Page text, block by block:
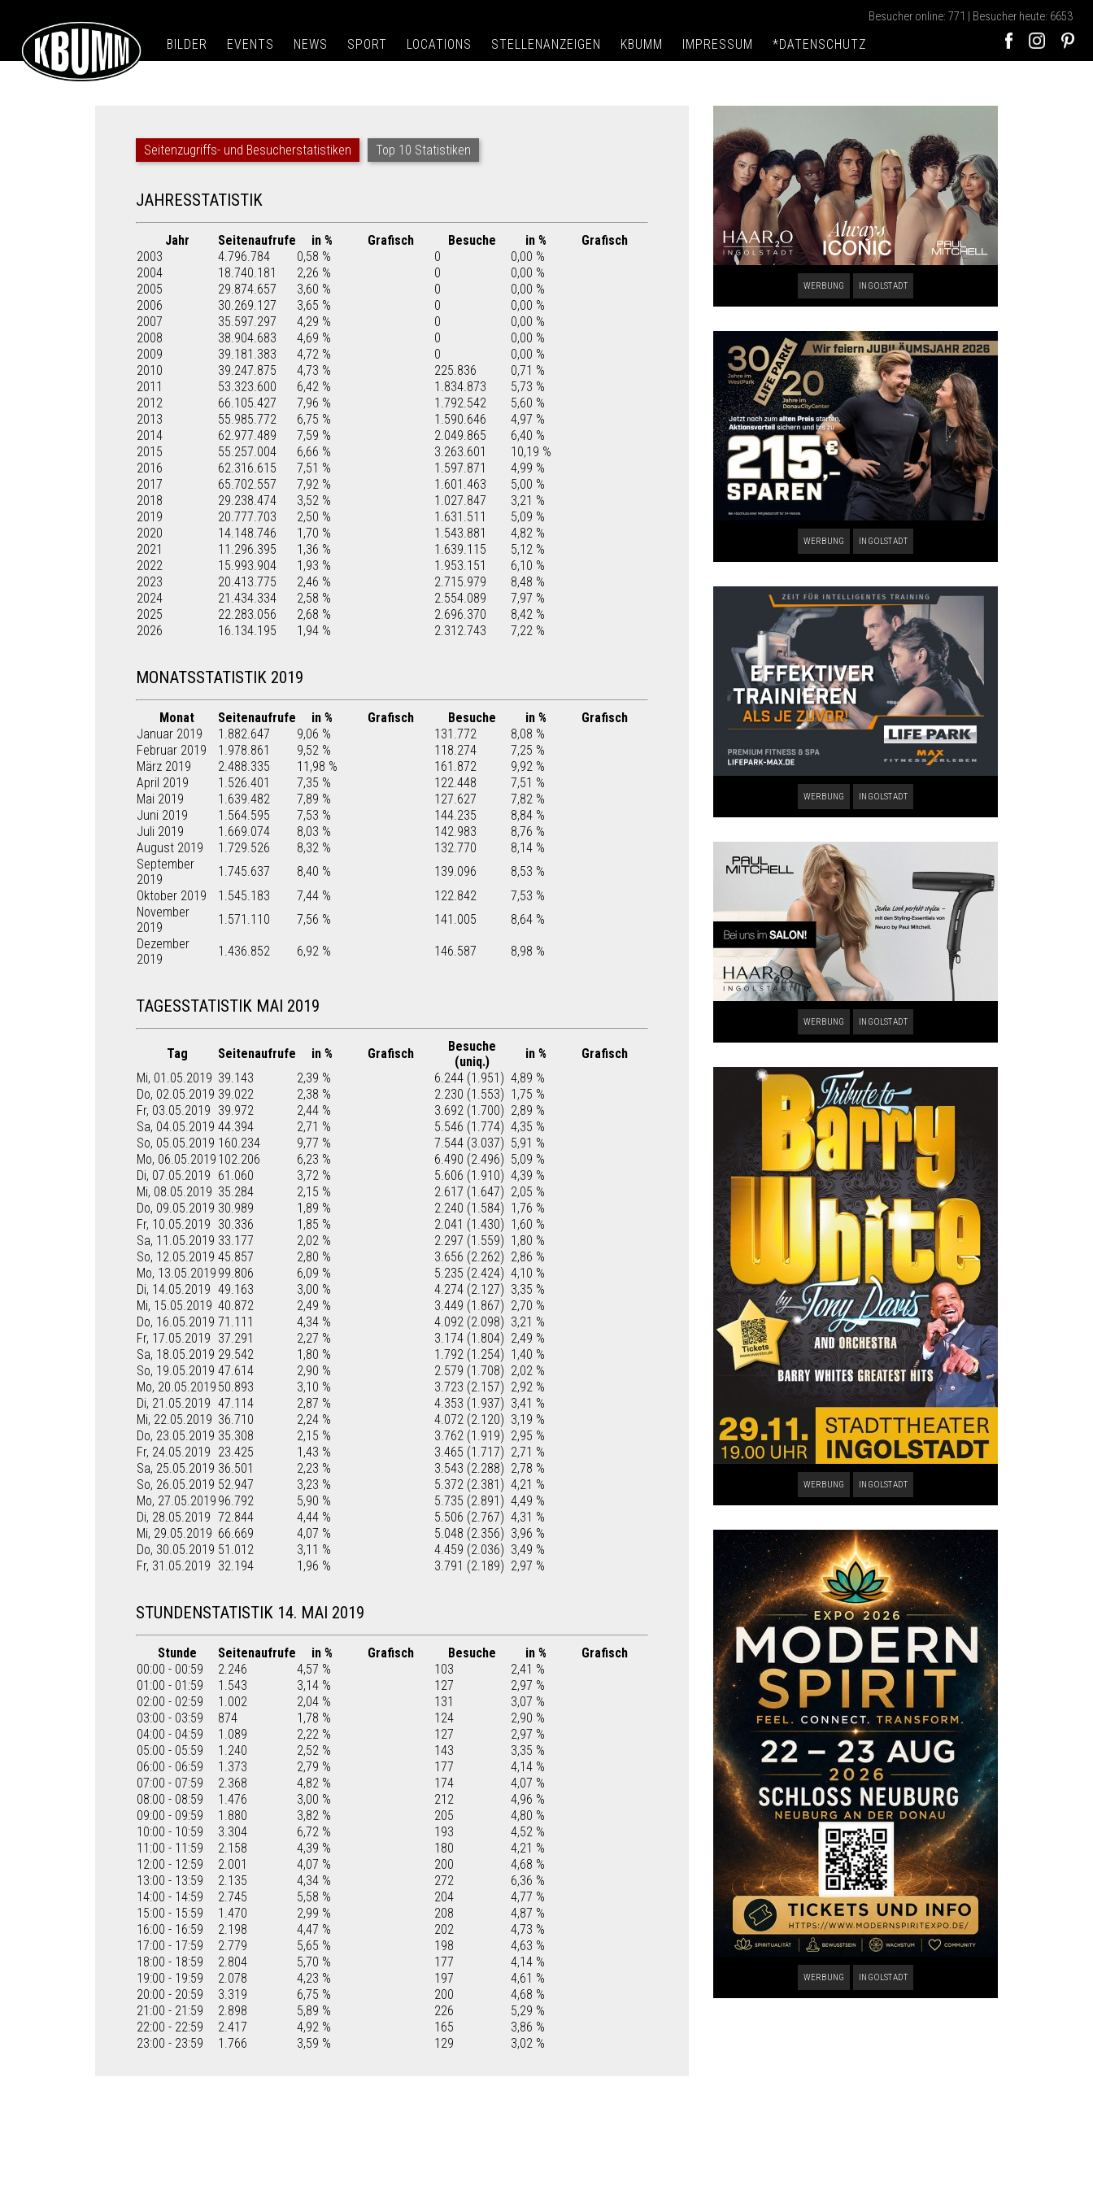
Besucher online: 771 | Besucher heute: 6653
BILDER EVENTS NEWS SPORT LOCATIONS STELLENANZEIGEN KBUMM IMPRESSUM *DATENSCHUTZ
Seitenzugriffs- und Besucherstatistiken Top 10 Statistiken
JAHRESSTATISTIK
Jahr Seitenaufrufe in % Grafisch Besuche in %
Grafisch
2003
4.796.784 0,58 % 0
0,00 %
2004
18.740.181 2,26 % 0
0,00 %
2005
29.874.657 3,60 % 0
0,00 %
2006
30.269.127 3,65 % 0
0,00 %
2007
35.597.297 4,29 % 0
0,00 %
2008
38.904.683 4,69 % 0
0,00 %
2009
39.181.383 4,72 % 0
0,00 %
2010
39.247.875 4,73 % 225.836
0,71 %
2011
53.323.600 6,42 % 1.834.873
5,73 %
2012
66.105.427 7,96 % 1.792.542
5,60 %
2013
55.985.772 6,75 % 1.590.646
4,97 %
2014
62.977.489 7,59 % 2.049.865
6,40 %
2015
55.257.004 6,66 % 3.263.601
10,19 %
2016
62.316.615 7,51 % 1.597.871
4,99 %
2017
65.702.557 7,92 % 1.601.463
5,00 %
2018
29.238.474 3,52 % 1.027.847
3,21 %
2019
20.777.703 2,50 % 1.631.511
5,09 %
2020
14.148.746 1,70 % 1.543.881
4,82 %
2021
11.296.395 1,36 % 1.639.115
5,12 %
2022
15.993.904 1,93 % 1.953.151
6,10 %
2023
20.413.775 2,46 % 2.715.979
8,48 %
2024
21.434.334 2,58 % 2.554.089
7,97 %
2025
22.283.056 2,68 % 2.696.370
8,42 %
2026
16.134.195 1,94 % 2.312.743 7,22 %
MONATSSTATISTIK 2019
Monat Seitenaufrufe in % Grafisch Besuche in %
Grafisch
Januar 2019
1.882.647 9,06 % 131.772
8,08 %
Februar 2019
1.978.861 9,52 % 118.274
7,25 %
März 2019
2.488.335 11,98 % 161.872
9,92 %
April 2019
1.526.401 7,35 % 122.448
7,51 %
Mai 2019
1.639.482 7,89 % 127.627
7,82 %
Juni 2019
1.564.595 7,53 % 144.235
8,84 %
Juli 2019
1.669.074 8,03 % 142.983
8,76 %
August 2019
1.729.526 8,32 % 132.770
8,14 %
September
2019
1.745.637 8,40 % 139.096
8,53 %
Oktober 2019
1.545.183 7,44 % 122.842
7,53 %
November
2019
1.571.110 7,56 % 141.005
8,64 %
Dezember
2019
1.436.852 6,92 % 146.587 8,98 %
TAGESSTATISTIK MAI 2019
Tag Seitenaufrufe in % Grafisch
Besuche
(uniq.)
in %
Grafisch
Mi, 01.05.2019 39.143 2,39 % 6.244 (1.951) 4,89 %
Do, 02.05.2019 39.022 2,38 % 2.230 (1.553) 1,75 %
Fr, 03.05.2019 39.972 2,44 % 3.692 (1.700) 2,89 %
Sa, 04.05.2019 44.394 2,71 % 5.546 (1.774) 4,35 %
So, 05.05.2019 160.234 9,77 % 7.544 (3.037) 5,91 %
Mo, 06.05.2019 102.206 6,23 % 6.490 (2.496) 5,09 %
Di, 07.05.2019 61.060 3,72 % 5.606 (1.910) 4,39 %
Mi, 08.05.2019 35.284 2,15 % 2.617 (1.647) 2,05 %
Do, 09.05.2019 30.989 1,89 % 2.240 (1.584) 1,76 %
Fr, 10.05.2019 30.336 1,85 % 2.041 (1.430) 1,60 %
Sa, 11.05.2019 33.177 2,02 % 2.297 (1.559) 1,80 %
So, 12.05.2019 45.857 2,80 % 3.656 (2.262) 2,86 %
Mo, 13.05.2019 99.806 6,09 % 5.235 (2.424) 4,10 %
Di, 14.05.2019 49.163 3,00 % 4.274 (2.127) 3,35 %
Mi, 15.05.2019 40.872 2,49 % 3.449 (1.867) 2,70 %
Do, 16.05.2019 71.111 4,34 % 4.092 (2.098) 3,21 %
Fr, 17.05.2019 37.291 2,27 % 3.174 (1.804) 2,49 %
Sa, 18.05.2019 29.542 1,80 % 1.792 (1.254) 1,40 %
So, 19.05.2019 47.614 2,90 % 2.579 (1.708) 2,02 %
Mo, 20.05.2019 50.893 3,10 % 3.723 (2.157) 2,92 %
Di, 21.05.2019 47.114 2,87 % 4.353 (1.937) 3,41 %
Mi, 22.05.2019 36.710 2,24 % 4.072 (2.120) 3,19 %
Do, 23.05.2019 35.308 2,15 % 3.762 (1.919) 2,95 %
Fr, 24.05.2019 23.425 1,43 % 3.465 (1.717) 2,71 %
Sa, 25.05.2019 36.501 2,23 % 3.543 (2.288) 2,78 %
So, 26.05.2019 52.947 3,23 % 5.372 (2.381) 4,21 %
Mo, 27.05.2019 96.792 5,90 % 5.735 (2.891) 4,49 %
Di, 28.05.2019 72.844 4,44 % 5.506 (2.767) 4,31 %
Mi, 29.05.2019 66.669 4,07 % 5.048 (2.356) 3,96 %
Do, 30.05.2019 51.012 3,11 % 4.459 (2.036) 3,49 %
Fr, 31.05.2019 32.194 1,96 % 3.791 (2.189) 2,97 %
STUNDENSTATISTIK 14. MAI 2019
Stunde Seitenaufrufe in % Grafisch Besuche in %
Grafisch
00:00 - 00:59
2.246 4,57 % 103
2,41 %
01:00 - 01:59
1.543 3,14 % 127
2,97 %
02:00 - 02:59
1.002 2,04 % 131
3,07 %
03:00 - 03:59
874 1,78 % 124
2,90 %
04:00 - 04:59
1.089 2,22 % 127
2,97 %
05:00 - 05:59
1.240 2,52 % 143
3,35 %
06:00 - 06:59
1.373 2,79 % 177
4,14 %
07:00 - 07:59
2.368 4,82 % 174
4,07 %
08:00 - 08:59
1.476 3,00 % 212
4,96 %
09:00 - 09:59
1.880 3,82 % 205
4,80 %
10:00 - 10:59
3.304 6,72 % 193
4,52 %
11:00 - 11:59
2.158 4,39 % 180
4,21 %
12:00 - 12:59
2.001 4,07 % 200
4,68 %
13:00 - 13:59
2.135 4,34 % 272
6,36 %
14:00 - 14:59
2.745 5,58 % 204
4,77 %
15:00 - 15:59
1.470 2,99 % 208
4,87 %
16:00 - 16:59
2.198 4,47 % 202
4,73 %
17:00 - 17:59
2.779 5,65 % 198
4,63 %
18:00 - 18:59
2.804 5,70 % 177
4,14 %
19:00 - 19:59
2.078 4,23 % 197
4,61 %
20:00 - 20:59
3.319 6,75 % 200
4,68 %
21:00 - 21:59
2.898 5,89 % 226
5,29 %
22:00 - 22:59
2.417 4,92 % 165
3,86 %
23:00 - 23:59
1.766 3,59 % 129 3,02 %
WERBUNG INGOLSTADT
WERBUNG INGOLSTADT
WERBUNG INGOLSTADT
WERBUNG INGOLSTADT
WERBUNG INGOLSTADT
WERBUNG INGOLSTADT